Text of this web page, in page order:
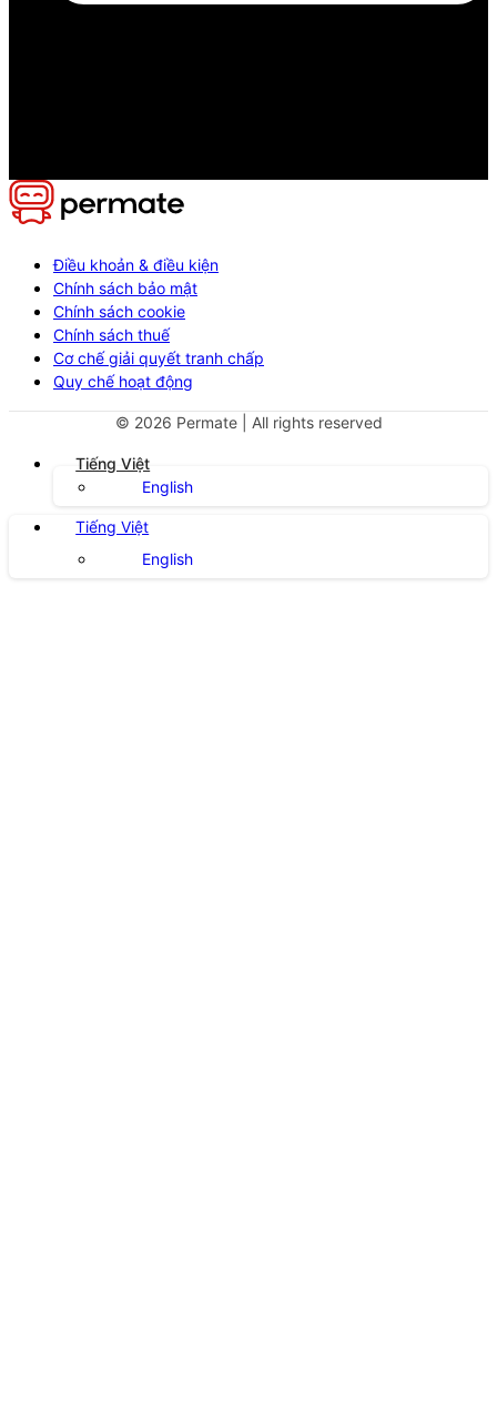
Điều khoản & điều kiện
Chính sách bảo mật
Chính sách cookie
Chính sách thuế
Cơ chế giải quyết tranh chấp
Quy chế hoạt động
© 2026 Permate | All rights reserved
Tiếng Việt
English
Tiếng Việt
English